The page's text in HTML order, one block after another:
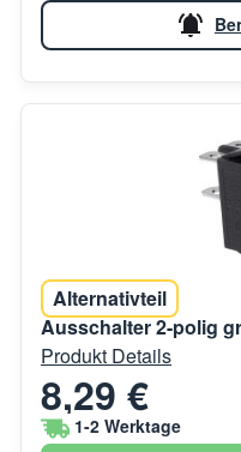
Alternativteil
Ausschalter 2-polig
Produkt Details
8,29 €
1-2 Werktage